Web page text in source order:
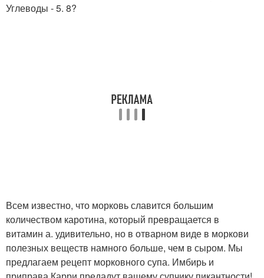
Углеводы - 5. 8?
Всем известно, что морковь славится большим
количеством каротина, который превращается в
витамин а. удивительно, но в отварном виде в моркови
полезных веществ намного больше, чем в сыром. Мы
предлагаем рецепт морковного супа. Имбирь и